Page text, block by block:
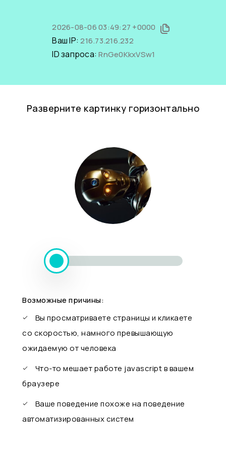
2026-08-06 03:49:27 +0000
Ваш IP:216.73.216.232
ID запроса:RnGe0KkxVSw1
Разверните картинку горизонтально
Возможные причины:
Вы просматриваете страницы и кликаете
со скоростью, намного превышающую
ожидаемую от человека
Что-то мешает работе javascript в вашем
браузере
Ваше поведение похоже на поведение
автоматизированных систем